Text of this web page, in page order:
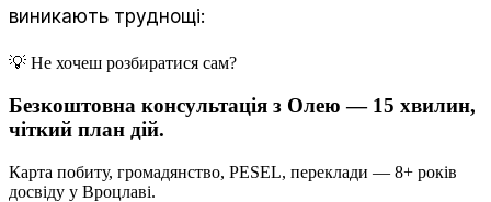
виникають труднощі:
💡 Не хочеш розбиратися сам?
Безкоштовна консультація з Олею — 15 хвилин,
чіткий план дій.
Карта побиту, громадянство, PESEL, переклади — 8+ років
досвіду у Вроцлаві.